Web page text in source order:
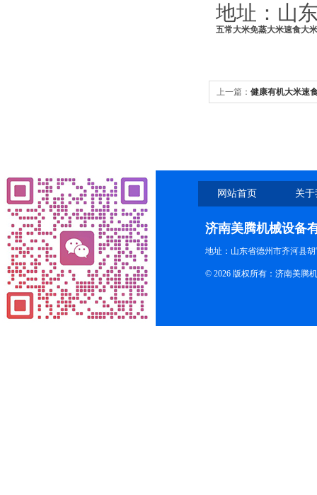
地址：山
五常大米免蒸大米速食大
上一篇： 健康有机大米速
网站首页 关
济南美腾机械设备
地址：山东省德州市齐河县
© 2026 版权所有：济南美腾